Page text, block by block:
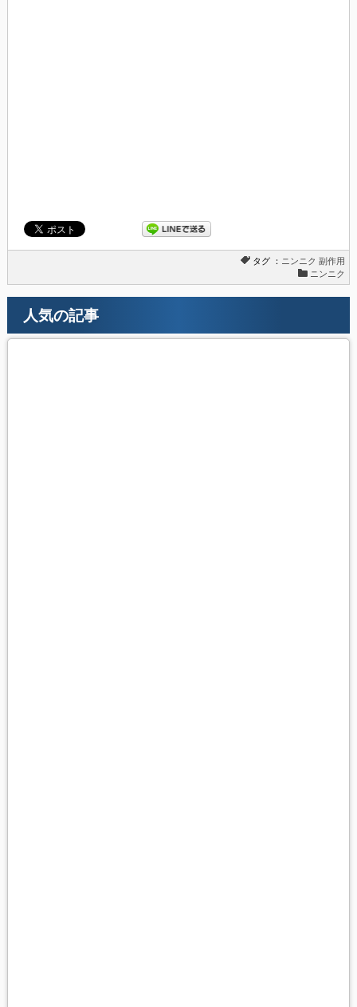
タグ ： ニンニク 副作用
ニンニク
人気の記事